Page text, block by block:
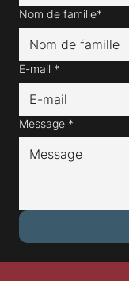
Nom de famille*
E-mail *
Message *